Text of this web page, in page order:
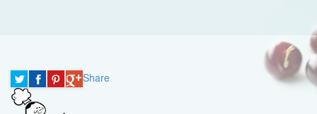
Share